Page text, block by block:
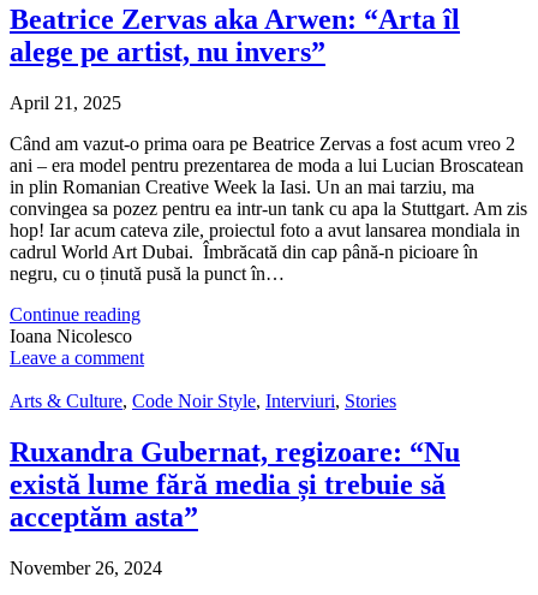
Beatrice Zervas aka Arwen: “Arta îl
alege pe artist, nu invers”
April 21, 2025
Când am vazut-o prima oara pe Beatrice Zervas a fost acum vreo 2
ani – era model pentru prezentarea de moda a lui Lucian Broscatean
in plin Romanian Creative Week la Iasi. Un an mai tarziu, ma
convingea sa pozez pentru ea intr-un tank cu apa la Stuttgart. Am zis
hop! Iar acum cateva zile, proiectul foto a avut lansarea mondiala in
cadrul World Art Dubai. Îmbrăcată din cap până-n picioare în
negru, cu o ținută pusă la punct în…
Continue reading
Ioana Nicolesco
Leave a comment
Arts & Culture, Code Noir Style, Interviuri, Stories
Ruxandra Gubernat, regizoare: “Nu
există lume fără media și trebuie să
acceptăm asta”
November 26, 2024